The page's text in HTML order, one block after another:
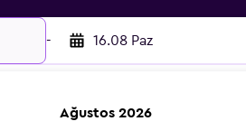
- 16.08 Paz
Ağustos 2026